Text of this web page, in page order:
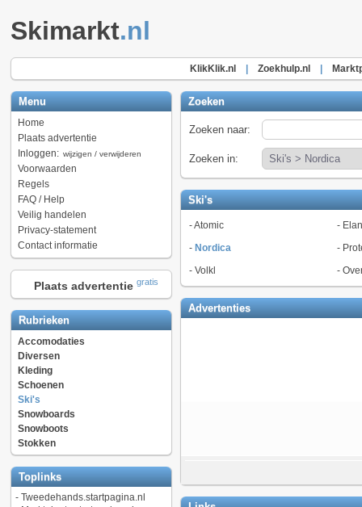
Skimarkt.nl
KlikKlik.nl Zoekhulp.nl
Menu
Home
Plaats advertentie
Inloggen: wijzigen / verwijderen
Voorwaarden
Regels
FAQ / Help
Veilig handelen
Privacy-statement
Contact informatie
Plaats advertentie gratis
Rubrieken
Accomodaties
Diversen
Kleding
Schoenen
Ski's
Snowboards
Snowboots
Stokken
Toplinks
- Tweedehands.startpagina.nl
Zoeken
Zoeken naar:
Zoeken in:
Ski's
-Atomic - Elan
- Nordica -
- Volkl -
Advertenties